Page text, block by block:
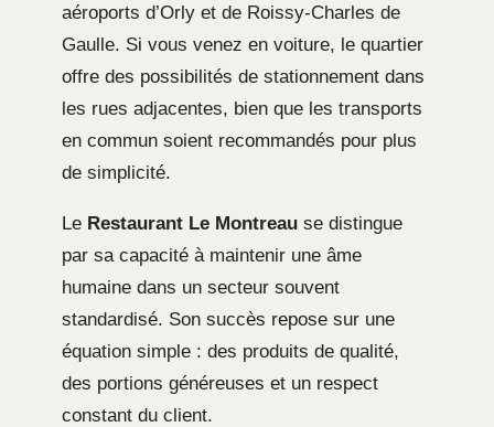
aéroports d’Orly et de Roissy-Charles de
Gaulle. Si vous venez en voiture, le quartier
offre des possibilités de stationnement dans
les rues adjacentes, bien que les transports
en commun soient recommandés pour plus
de simplicité.
Le Restaurant Le Montreau se distingue
par sa capacité à maintenir une âme
humaine dans un secteur souvent
standardisé. Son succès repose sur une
équation simple : des produits de qualité,
des portions généreuses et un respect
constant du client.